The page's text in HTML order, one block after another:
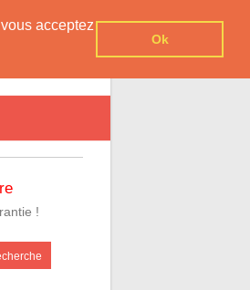
acceptez
Ok
!